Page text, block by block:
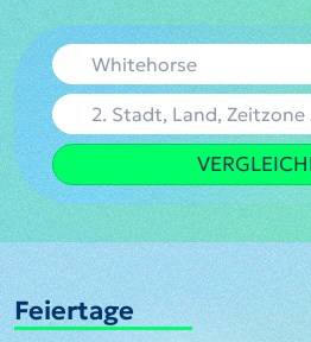
Feiertage